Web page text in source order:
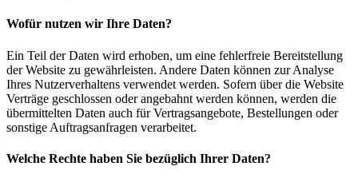
Wofür nutzen wir Ihre Daten?
Ein Teil der Daten wird erhoben, um eine fehlerfreie Bereitstellung
der Website zu gewährleisten. Andere Daten können zur Analyse
Ihres Nutzerverhaltens verwendet werden. Sofern über die Website
Verträge geschlossen oder angebahnt werden können, werden die
übermittelten Daten auch für Vertragsangebote, Bestellungen oder
sonstige Auftragsanfragen verarbeitet.
Welche Rechte haben Sie bezüglich Ihrer Daten?